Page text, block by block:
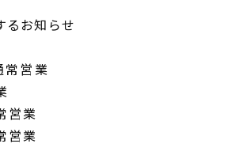
るお知らせ
営業
営業
営業